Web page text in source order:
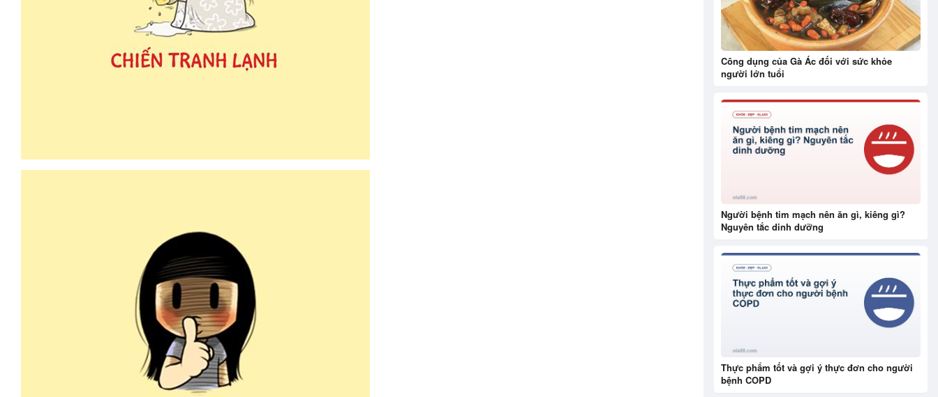
Công dụng của Gà Ác đối với sức khỏe
người lớn tuổi
Người bệnh tim mạch nên ăn gì, kiêng gì?
Nguyên tắc dinh dưỡng
Thực phẩm tốt và gợi ý thực đơn cho người
bệnh COPD